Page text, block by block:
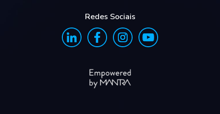
Redes Sociais